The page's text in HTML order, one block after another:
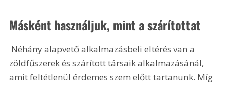
Másként használjuk, mint a szárítottat
zöldfűszerek és szárított társaik alkalmazásánál,
amit feltétlenül érdemes szem előtt tartanunk. Míg